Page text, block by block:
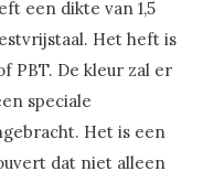
een dikte van 1,5
Het heft is
PBT. De kleur zal er
speciale
Het is een
dat niet alleen